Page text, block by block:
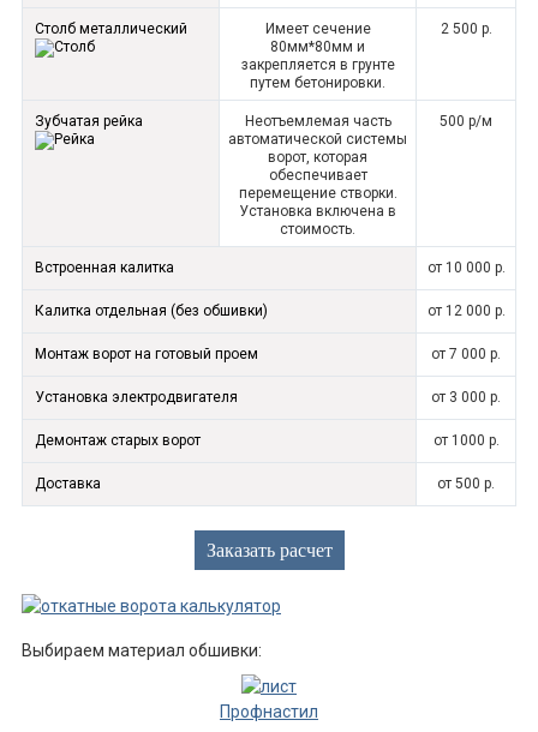
Столб металлический
Имеет сечение
80мм*80мм и
закрепляется в грунте
путем бетонировки.
2 500 р.
Зубчатая рейка
Неотъемлемая часть
автоматической системы
ворот, которая
обеспечивает
перемещение створки.
Установка включена в
стоимость.
500 р/м
Встроенная калитка от 10 000 р.
Калитка отдельная (без обшивки) от 12 000 р.
Монтаж ворот на готовый проем от 7 000 р.
Установка электродвигателя от 3 000 р.
Демонтаж старых ворот от 1000 р.
Доставка от 500 р.
Заказать расчет
Выбираем материал обшивки:
Профнастил